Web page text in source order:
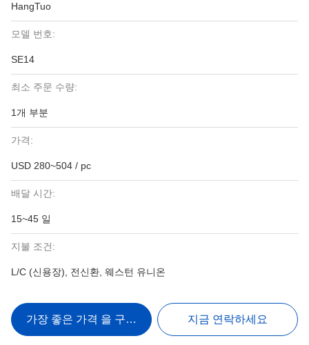
HangTuo
모델 번호:
SE14
최소 주문 수량:
1개 부분
가격:
USD 280~504 / pc
배달 시간:
15~45 일
지불 조건:
L/C (신용장), 전신환, 웨스턴 유니온
가장 좋은 가격 을 구하라 지금 연락하세요